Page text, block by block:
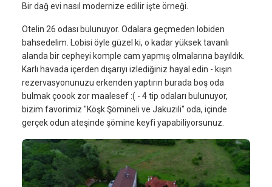
Bir dağ evi nasıl modernize edilir işte örneği.
Otelin 26 odası bulunuyor. Odalara geçmeden lobiden
bahsedelim. Lobisi öyle güzel ki, o kadar yüksek tavanlı
alanda bir cepheyi komple cam yapmış olmalarına bayıldık.
Karlı havada içerden dışarıyı izlediğiniz hayal edin - kışın
rezervasyonunuzu erkenden yaptırın burada boş oda
bulmak çoook zor maalesef :( - 4 tip odaları bulunuyor,
bizim favorimiz "Köşk Şömineli ve Jakuzili" oda, içinde
gerçek odun ateşinde şömine keyfi yapabiliyorsunuz.